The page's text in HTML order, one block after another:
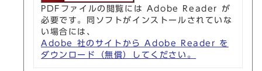
PDFファイルの閲覧には Adobe Reader が
必要です。同ソフトがインストールされていな
い場合には、
Adobe 社のサイトから Adobe Reader を
ダウンロード（無償）してください。